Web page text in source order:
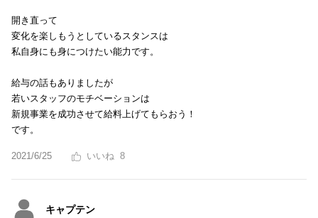
開き直って
変化を楽しもうとしているスタンスは
私自身にも身につけたい能力です。
給与の話もありましたが
若いスタッフのモチベーションは
新規事業を成功させて給料上げてもらおう！
です。
2021/6/25 8
キャプテン